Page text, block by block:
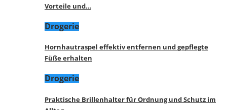
Vorteile und…
Drogerie
Hornhautraspel effektiv entfernen und gepflegte
Füße erhalten
Drogerie
Praktische Brillenhalter für Ordnung und Schutz im